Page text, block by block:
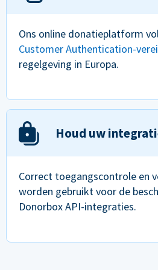
Ons online donatieplatform
Customer Authentication-
regelgeving in Europa.
Houd uw
Correct toegangscontrole en
worden gebruikt voor de
Donorbox API-integraties.